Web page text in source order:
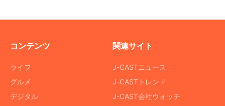
コンテンツ
ライフ
グルメ
デジタル
関連サイト
J-CASTニュース
J-CASTトレンド
J-CAST会社ウォッチ